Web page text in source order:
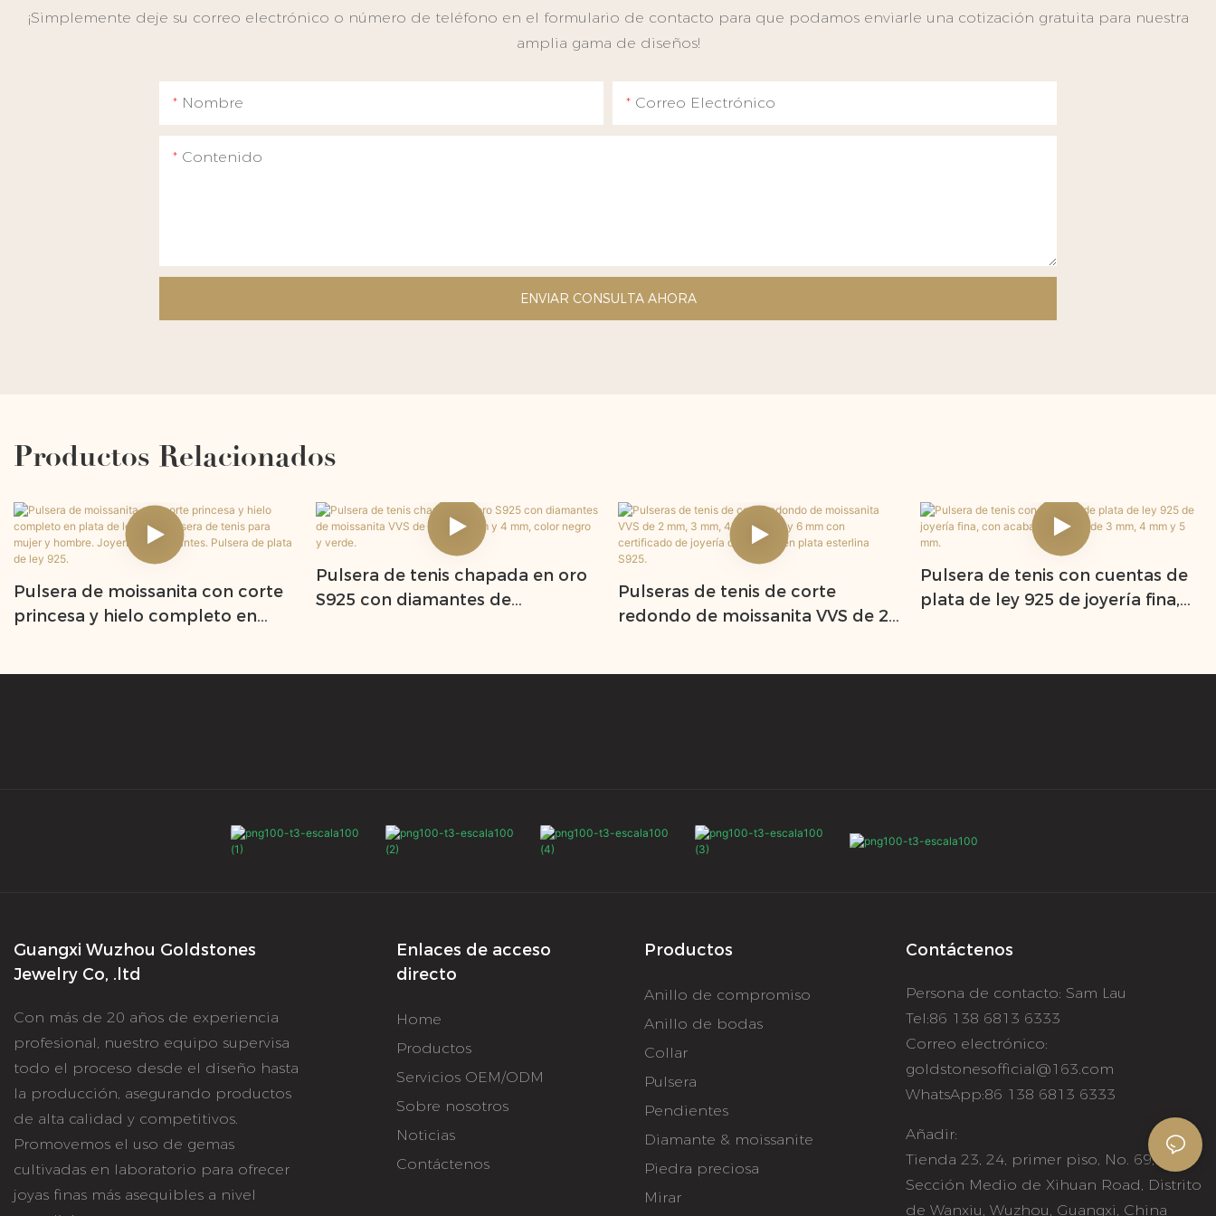
¡Simplemente deje su correo electrónico o número de teléfono en el formulario de contacto para que podamos enviarle una cotización gratuita para nuestra
amplia gama de diseños!
Nombre Correo Electrónico
Contenido
ENVIAR CONSULTA AHORA
Productos Relacionados
Pulsera de moissanita con corte
princesa y hielo completo en
Pulsera de tenis chapada en oro
S925 con diamantes de
Pulseras de tenis de corte
redondo de moissanita VVS de 2
Pulsera de tenis con cuentas de
plata de ley 925 de joyería fina,
Guangxi Wuzhou Goldstones
Jewelry Co, .ltd
Con más de 20 años de experiencia
profesional, nuestro equipo supervisa
todo el proceso desde el diseño hasta
la producción, asegurando productos
de alta calidad y competitivos.
Promovemos el uso de gemas
cultivadas en laboratorio para ofrecer
joyas finas más asequibles a nivel
Enlaces de acceso
directo
Home
Productos
Servicios OEM/ODM
Sobre nosotros
Noticias
Contáctenos
Productos
Anillo de compromiso
Anillo de bodas
Collar
Pulsera
Pendientes
Diamante & moissanite
Piedra preciosa
Mirar
Contáctenos
Persona de contacto: Sam Lau
Tel:86 138 6813 6333
Correo electrónico:
goldstonesofficial@163.com
WhatsApp:86 138 6813 6333
Añadir:
Tienda 23, 24, primer piso, No. 69,
Sección Medio de Xihuan Road, Distrito
de Wanxiu, Wuzhou, Guangxi, China